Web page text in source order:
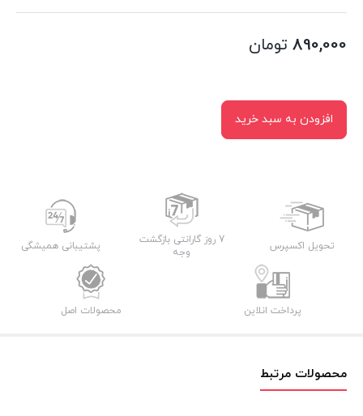
890,000 تومان
افزودن به سبد خرید
تحویل اکسپرس
7 روز گارانتی بازگشت
وجه
پشتیبانی همیشگی
پرداخت انلاین محصولات اصل
محصولات مرتبط